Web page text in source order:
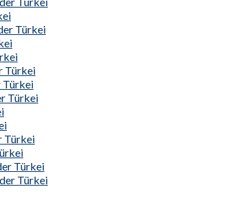
Türkei
Türkei
Türkei
Türkei
Türkei
Türkei
Türkei